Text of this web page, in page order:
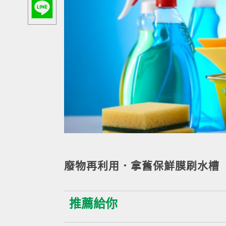
廢物再利用．拿舊保鮮膜刷水槽
推薦給你